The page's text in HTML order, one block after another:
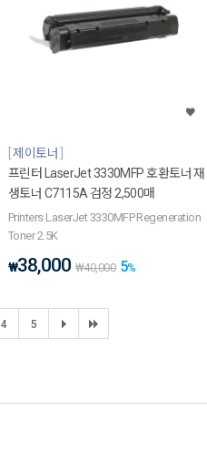
제이토너
프린터 LaserJet 3330MFP 호환토너 재
생토너 C7115A 검정 2,500매
Printers LaserJet 3330MFP Regeneration
Toner 2.5K
₩38,000 ₩40,000 5%
4 5